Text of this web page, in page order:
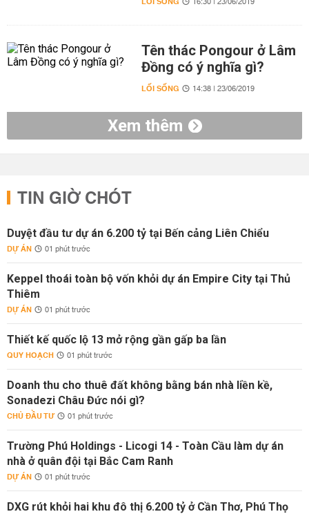
Tên thác Pongour ở Lâm
Đồng có ý nghĩa gì?
LỐI SỐNG 14:38 | 23/06/2019
Xem thêm
TIN GIỜ CHÓT
Duyệt đầu tư dự án 6.200 tỷ tại Bến cảng Liên Chiểu
DỰ ÁN 01 phút trước
Keppel thoái toàn bộ vốn khỏi dự án Empire City tại Thủ
Thiêm
DỰ ÁN 01 phút trước
Thiết kế quốc lộ 13 mở rộng gần gấp ba lần
QUY HOẠCH 01 phút trước
Doanh thu cho thuê đất không bằng bán nhà liền kề,
Sonadezi Châu Đức nói gì?
CHỦ ĐẦU TƯ 01 phút trước
Trường Phú Holdings - Licogi 14 - Toàn Cầu làm dự án
nhà ở quân đội tại Bắc Cam Ranh
DỰ ÁN 01 phút trước
DXG rút khỏi hai khu đô thị 6.200 tỷ ở Cần Thơ, Phú Thọ